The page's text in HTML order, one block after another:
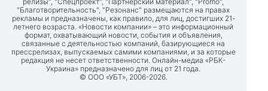
"Благотворительность", "Резонанс" размещаются на правах
рекламы и предназначены, как правило, для лиц, достигших 21-
летнего возраста. «Новости компании» – это информационный
формат, охватывающий новости, события и объявления,
связанные с деятельностью компаний, базирующиеся на
прессрелизах, выпускаемых самими компаниями, и за которые
редакция не несет ответственности. Онлайн-медиа «РБК-
Украина» предназначено для лиц от 21 года.
© ООО «УБТ», 2006-2026.